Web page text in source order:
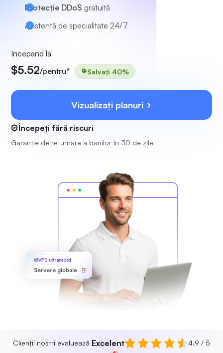
Protecție DDoS gratuită
Asistență de specialitate 24/7
Incepand la
$5.52/pentru* Salvați 40%
Vizualizați planuri
Începeți fără riscuri
Garanție de returnare a banilor în 30 de zile
VPS ultrarapid
Servere globale
Clienții noștri evaluează Excelent
4.9 / 5